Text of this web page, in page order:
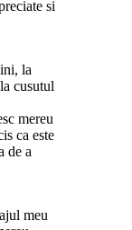
si
la
cusutul
mereu
ca este
de a
meu